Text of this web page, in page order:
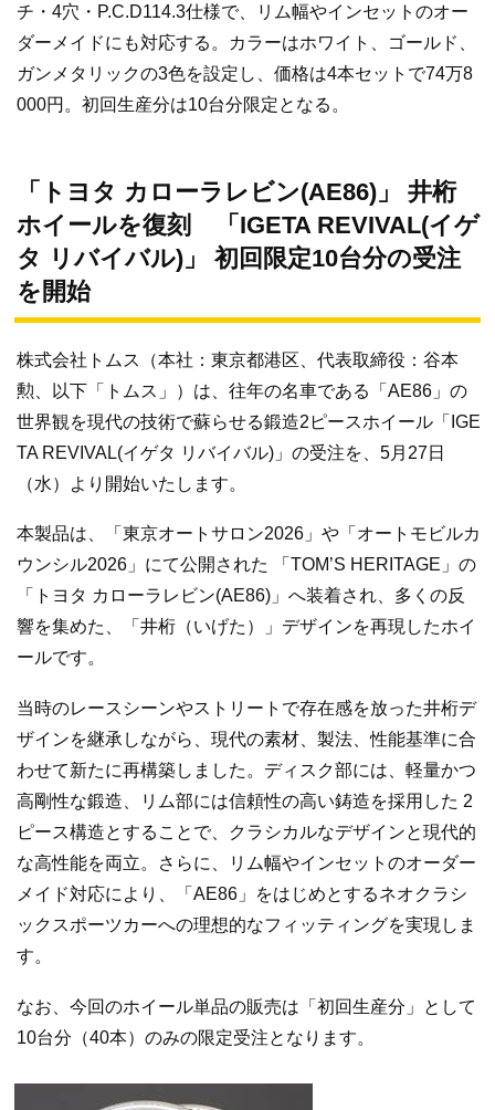
チ・4穴・P.C.D114.3仕様で、リム幅やインセットのオー
ダーメイドにも対応する。カラーはホワイト、ゴールド、
ガンメタリックの3色を設定し、価格は4本セットで74万8
000円。初回生産分は10台分限定となる。
「トヨタ カローラレビン(AE86)」 井桁
ホイールを復刻 「IGETA REVIVAL(イゲ
タ リバイバル)」 初回限定10台分の受注
を開始
株式会社トムス（本社：東京都港区、代表取締役：谷本
勲、以下「トムス」）は、往年の名車である「AE86」の
世界観を現代の技術で蘇らせる鍛造2ピースホイール「IGE
TA REVIVAL(イゲタ リバイバル)」の受注を、5月27日
（水）より開始いたします。
本製品は、「東京オートサロン2026」や「オートモビルカ
ウンシル2026」にて公開された 「TOM’S HERITAGE」の
「トヨタ カローラレビン(AE86)」へ装着され、多くの反
響を集めた、「井桁（いげた）」デザインを再現したホイ
ールです。
当時のレースシーンやストリートで存在感を放った井桁デ
ザインを継承しながら、現代の素材、製法、性能基準に合
わせて新たに再構築しました。ディスク部には、軽量かつ
高剛性な鍛造、リム部には信頼性の高い鋳造を採用した 2
ピース構造とすることで、クラシカルなデザインと現代的
な高性能を両立。さらに、リム幅やインセットのオーダー
メイド対応により、「AE86」をはじめとするネオクラシ
ックスポーツカーへの理想的なフィッティングを実現しま
す。
なお、今回のホイール単品の販売は「初回生産分」として
10台分（40本）のみの限定受注となります。